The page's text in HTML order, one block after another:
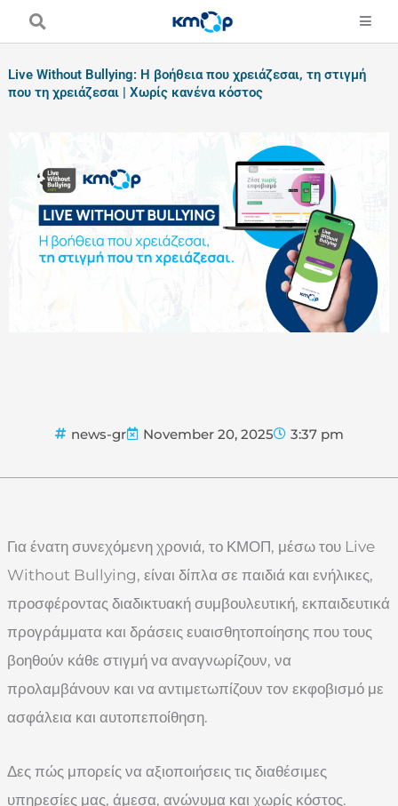
Live Without Bullying: Η βοήθεια που χρειάζεσαι, τη στιγμή
που τη χρειάζεσαι | Χωρίς κανένα κόστος
news-gr November 20, 2025 3:37 pm
Για ένατη συνεχόμενη χρονιά, το ΚΜΟΠ, μέσω του Live
Without Bullying, είναι δίπλα σε παιδιά και ενήλικες,
προσφέροντας διαδικτυακή συμβουλευτική, εκπαιδευτικά
προγράμματα και δράσεις ευαισθητοποίησης που τους
βοηθούν κάθε στιγμή να αναγνωρίζουν, να
προλαμβάνουν και να αντιμετωπίζουν τον εκφοβισμό με
ασφάλεια και αυτοπεποίθηση.
Δες πώς μπορείς να αξιοποιήσεις τις διαθέσιμες
υπηρεσίες μας, άμεσα, ανώνυμα και χωρίς κόστος.